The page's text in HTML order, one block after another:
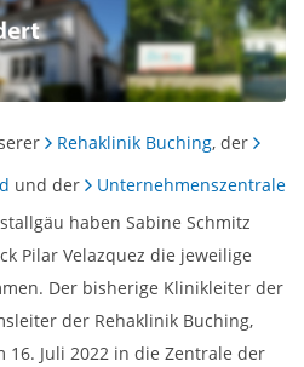
Rehaklinik Buching, der
und der
Unternehmenszentrale
haben Sabine Schmitz
Pilar Velazquez die jeweilige
Der bisherige Klinikleiter der
der Rehaklinik Buching,
16. Juli 2022 in die Zentrale der